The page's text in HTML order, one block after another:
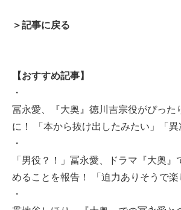
＞記事に戻る
【おすすめ記事】
・
冨永愛、『大奥』徳川吉宗役がぴった
に！ 「本から抜け出したみたい」「異
・
「男役？！」冨永愛、ドラマ『大奥』
めることを報告！ 「迫力ありそうで
・